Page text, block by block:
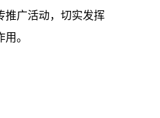
推广活动，切实发挥
。